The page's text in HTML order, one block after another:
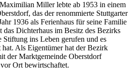
Miller lebte ab 1953 in einem
das der renommierte Stuttgarter
1936 als Ferienhaus für seine Familie
das Dichterhaus im Besitz des Bezirks
Stiftung ins Leben gerufen und es
Als Eigentümer hat der Bezirk
der Marktgemeinde Oberstdorf
Ort bewirtschaftet.